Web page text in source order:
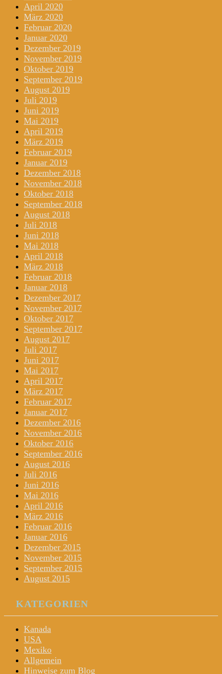
April 2020
März 2020
Februar 2020
Januar 2020
Dezember 2019
November 2019
Oktober 2019
September 2019
August 2019
Juli 2019
Juni 2019
Mai 2019
April 2019
März 2019
Februar 2019
Januar 2019
Dezember 2018
November 2018
Oktober 2018
September 2018
August 2018
Juli 2018
Juni 2018
Mai 2018
April 2018
März 2018
Februar 2018
Januar 2018
Dezember 2017
November 2017
Oktober 2017
September 2017
August 2017
Juli 2017
Juni 2017
Mai 2017
April 2017
März 2017
Februar 2017
Januar 2017
Dezember 2016
November 2016
Oktober 2016
September 2016
August 2016
Juli 2016
Juni 2016
Mai 2016
April 2016
März 2016
Februar 2016
Januar 2016
Dezember 2015
November 2015
September 2015
August 2015
KATEGORIEN
Kanada
USA
Mexiko
Allgemein
Hinweise zum Blog